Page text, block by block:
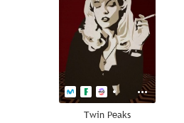
Twin Peaks